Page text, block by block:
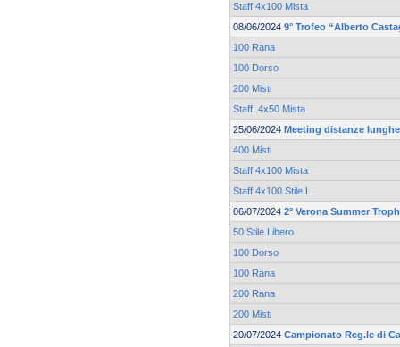
Staff 4x100 Mista
08/06/2024 9° Trofeo “Alberto
100 Rana
100 Dorso
200 Misti
Staff. 4x50 Mista
25/06/2024 Meeting distanze
400 Misti
Staff 4x100 Mista
Staff 4x100 Stile L.
06/07/2024 2° Verona Summer
50 Stile Libero
100 Dorso
100 Rana
200 Rana
200 Misti
20/07/2024 Campionato Reg.le di